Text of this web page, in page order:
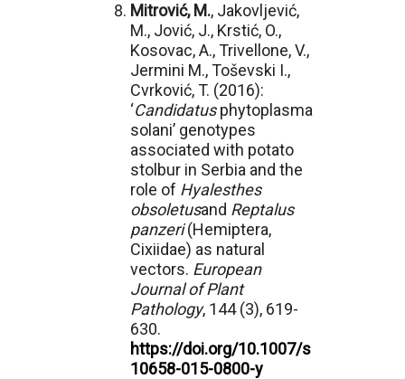
Mitrović, M., Jakovljević,
M., Jović, J., Krstić, O.,
Kosovac, A., Trivellone, V.,
Jermini M., Toševski I.,
Cvrković, T. (2016):
‘Candidatusphytoplasma
solani’ genotypes
associated with potato
stolbur in Serbia and the
role of Hyalesthes
obsoletusand Reptalus
panzeri(Hemiptera,
Cixiidae) as natural
vectors. European
Journal of Plant
Pathology, 144 (3), 619-
630.
https://doi.org/10.1007/s
10658-015-0800-y